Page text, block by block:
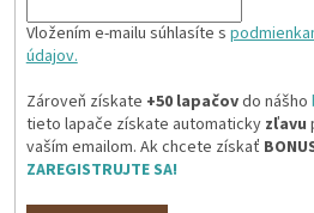
Vložením e-mailu súhlasíte s
údajov.
Zároveň získate +50 lapačovdo nášho
tieto lapače získate automaticky zľavu
vaším emailom. Ak chcete získať
ZAREGISTRUJTE SA!